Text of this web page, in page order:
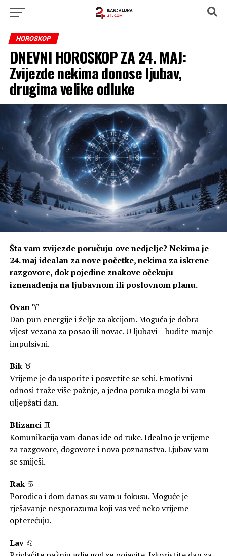
HOROSKOP
DNEVNI HOROSKOP ZA 24. MAJ:
Zvijezde nekima donose ljubav,
drugima velike odluke
Šta vam zvijezde poručuju ove nedjelje? Nekima je
24. maj idealan za nove početke, nekima za iskrene
razgovore, dok pojedine znakove očekuju
iznenađenja na ljubavnom ili poslovnom planu.
Ovan♈
Dan pun energije i želje za akcijom. Moguća je dobra
vijest vezana za posao ili novac. U ljubavi – budite manje
impulsivni.
Bik♉
Vrijeme je da usporite i posvetite se sebi. Emotivni
odnosi traže više pažnje, a jedna poruka mogla bi vam
uljepšati dan.
Blizanci♊
Komunikacija vam danas ide od ruke. Idealno je vrijeme
za razgovore, dogovore i nova poznanstva. Ljubav vam
se smiješi.
Rak♋
Porodica i dom danas su vam u fokusu. Moguće je
rješavanje nesporazuma koji vas već neko vrijeme
opterećuju.
Lav♌